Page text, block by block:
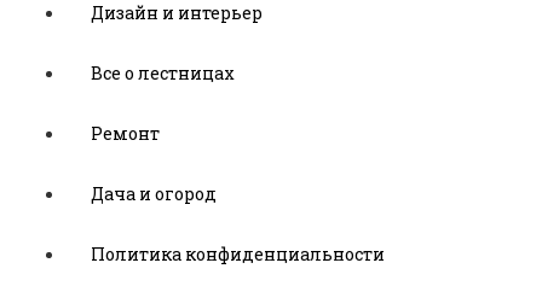
Дизайн и интерьер
Все о лестницах
Ремонт
Дача и огород
Политика конфиденциальности